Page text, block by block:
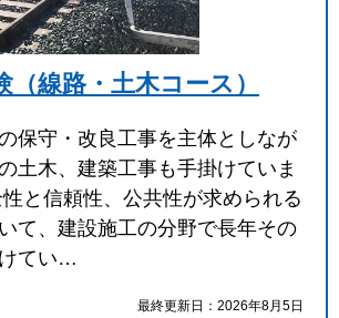
（線路・土木コース）
保守・改良工事を主体としなが
土木、建築工事も手掛けていま
と信頼性、公共性が求められる
て、建設施工の分野で長年その
てい…
最終更新日：2026年8月5日